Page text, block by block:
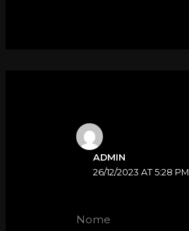
ADMIN
26/12/2023 AT 5:28 PM
Nome